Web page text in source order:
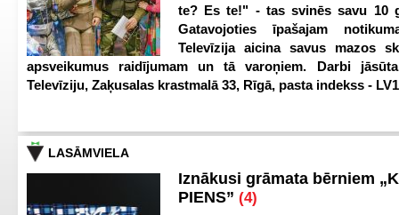
te? Es te!" - tas svinēs savu 10
Gatavojoties īpašajam
Televīzija aicina savus mazos
apsveikumus raidījumam un tā varoņiem. Darbi
Televīziju, Zaķusalas krastmalā 33, Rīgā, pasta indekss -
LASĀMVIELA
Iznākusi grāmata bērniem
PIENS” (4)